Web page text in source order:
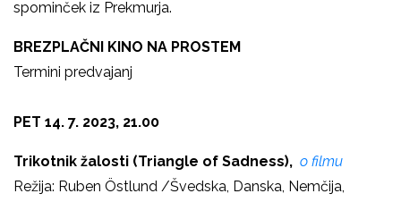
spominček iz Prekmurja.
BREZPLAČNI KINO NA PROSTEM
Termini predvajanj
PET 14. 7. 2023, 21.00
Trikotnik žalosti (Triangle of Sadness), o filmu
Režija: Ruben Östlund /Švedska, Danska, Nemčija,